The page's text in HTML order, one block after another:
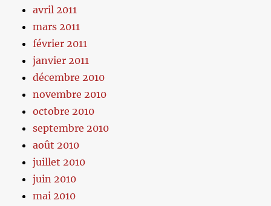
avril 2011
mars 2011
février 2011
janvier 2011
décembre 2010
novembre 2010
octobre 2010
septembre 2010
août 2010
juillet 2010
juin 2010
mai 2010